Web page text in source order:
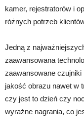
kamer, rejestratorów i
różnych potrzeb
Jedną z
zaawansowana
zaawansowane czujniki
jakość obrazu nawet w
czy jest to dzień czy
wyraźne nagrania, co